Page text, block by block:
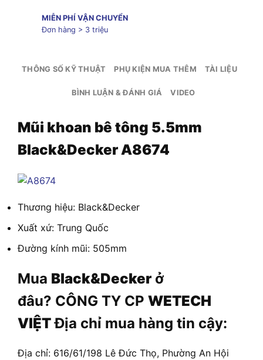
MIỄN PHÍ VẬN CHUYỂN
Đơn hàng > 3 triệu
THÔNG SỐ KỸ THUẬT PHỤ KIỆN MUA THÊM TÀI LIỆU
BÌNH LUẬN & ĐÁNH GIÁ VIDEO
Mũi khoan bê tông 5.5mm
Black&Decker A8674
Thương hiệu: Black&Decker
Xuất xứ: Trung Quốc
Đường kính mũi: 505mm
Mua Black&Decker ở
đâu? CÔNG TY CP WETECH
VIỆTĐịa chỉ mua hàng tin cậy:
Địa chỉ: 616/61/198 Lê Đức Thọ, Phường An Hội